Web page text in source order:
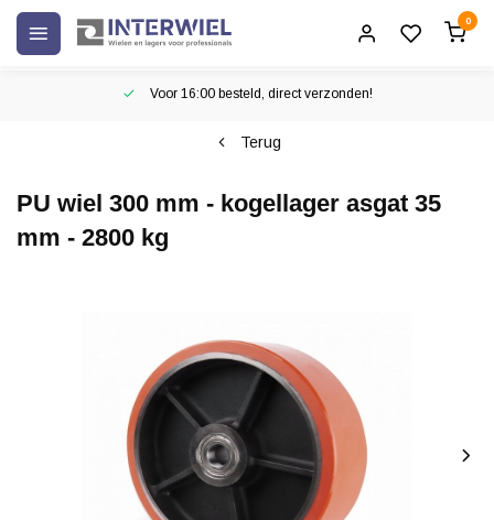
0
Voor 16:00 besteld, direct verzonden!
Terug
PU wiel 300 mm - kogellager asgat 35
mm - 2800 kg